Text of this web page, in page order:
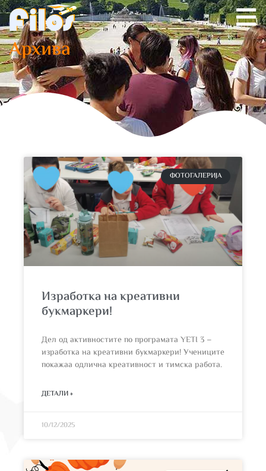
Архива
ФОТОГАЛЕРИЈА
Изработка на креативни
букмаркери!
Дел од активностите по програмата YETI 3 –
изработка на креативни букмаркери! Учениците
покажаа одлична креативност и тимска работа.
ДЕТАЛИ »
10/12/2025